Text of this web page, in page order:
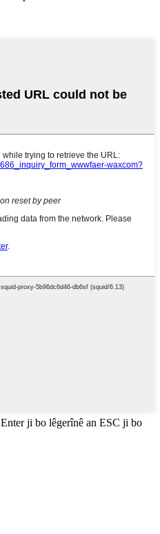
Enter ji bo lêgerînê an ESC ji bo